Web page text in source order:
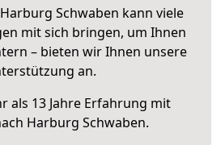
Schwaben kann viele
mit sich bringen, um Ihnen
– bieten wir Ihnen unsere
an.
als 13 Jahre Erfahrung mit
Harburg Schwaben.